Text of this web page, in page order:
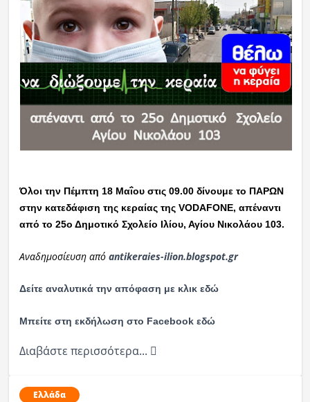
Όλοι την Πέμπτη 18 Μαΐου στις 09.00 δίνουμε το ΠΑΡΩΝ
στην κατεδάφιση της κεραίας της VODAFONE, απέναντι
από το 25ο Δημοτικό Σχολείο Ιλίου, Αγίου Νικολάου 103.
Αναδημοσίευση από antikeraies-ilion.blogspot.gr
Δείτε αναλυτικά την απόφαση με κλικ εδώ
Μπείτε στη εκδήλωση στο Facebook εδώ
Διαβάστε περισσότερα...
Ελλάδα